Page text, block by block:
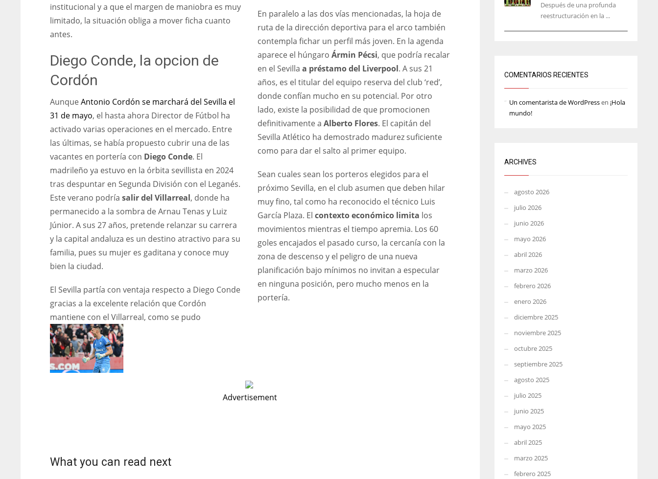
DEN
PIT
NE
OAK
NYG IND
34
MIN
6
NYJ
3
ATL
24
IND
34
6
institucional y a que el margen de maniobra es muy
limitado, la situación obliga a mover ficha cuanto
antes.
Diego Conde, la opcion de
Cordón
AunqueAntonio Cordón se marchará del Sevilla el
31 de mayo, el hasta ahora Director de Fútbol ha
activado varias operaciones en el mercado. Entre
las últimas, se había propuesto cubrir una de las
vacantes en portería con Diego Conde. El
madrileño ya estuvo en la órbita sevillista en 2024
tras despuntar en Segunda División con el Leganés.
Este verano podría salir del Villarreal, donde ha
permanecido a la sombra de Arnau Tenas y Luiz
Júnior. A sus 27 años, pretende relanzar su carrera
y la capital andaluza es un destino atractivo para su
familia, pues su mujer es gaditana y conoce muy
bien la ciudad.
El Sevilla partía con ventaja respecto a Diego Conde
gracias a la excelente relación que Cordón
mantiene con el Villarreal, como se pudo
En paralelo a las dos vías mencionadas, la hoja de
ruta de la dirección deportiva para el arco también
contempla fichar un perfil más joven. En la agenda
aparece el húngaro Ármin Pécsi, que podría recalar
en el Sevilla a préstamo del Liverpool. A sus 21
años, es el titular del equipo reserva del club ‘red’,
donde confían mucho en su potencial. Por otro
lado, existe la posibilidad de que promocionen
definitivamente a Alberto Flores. El capitán del
Sevilla Atlético ha demostrado madurez suficiente
como para dar el salto al primer equipo.
Sean cuales sean los porteros elegidos para el
próximo Sevilla, en el club asumen que deben hilar
muy fino, tal como ha reconocido el técnico Luis
García Plaza. El contexto económico limita los
movimientos mientras el tiempo apremia. Los 60
goles encajados el pasado curso, la cercanía con la
zona de descenso y el peligro de una nueva
planificación bajo mínimos no invitan a especular
en ninguna posición, pero mucho menos en la
portería.
Advertisement
What you can read next
Después de una profunda
reestructuración en la ...
COMENTARIOS RECIENTES
Un comentarista de WordPressen ¡Hola
mundo!
ARCHIVES
agosto 2026
julio 2026
junio 2026
mayo 2026
abril 2026
marzo 2026
febrero 2026
enero 2026
diciembre 2025
noviembre 2025
octubre 2025
septiembre 2025
agosto 2025
julio 2025
junio 2025
mayo 2025
abril 2025
marzo 2025
febrero 2025